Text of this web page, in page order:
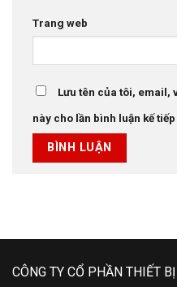
Trang web
Lưu tên của tôi, email,
này cho lần bình luận kế
CÔNG TY CỔ PHẦN THIẾT